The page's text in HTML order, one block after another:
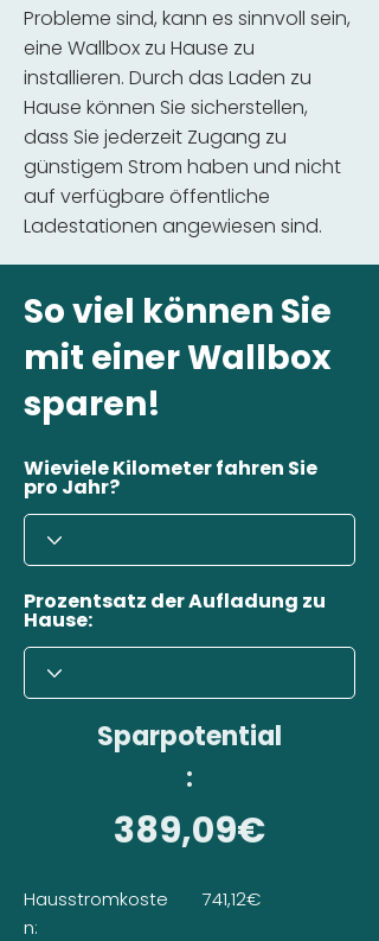
Probleme sind, kann es sinnvoll sein,
eine Wallbox zu Hause zu
installieren. Durch das Laden zu
Hause können Sie sicherstellen,
dass Sie jederzeit Zugang zu
günstigem Strom haben und nicht
auf verfügbare öffentliche
Ladestationen angewiesen sind.
So viel können Sie
mit einer Wallbox
sparen!
Wieviele Kilometer fahren Sie
pro Jahr?
Prozentsatz der Aufladung zu
Hause:
Sparpotential
:
389,09€
Hausstromkoste
n:
741,12€